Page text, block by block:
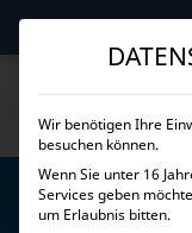
Wir benötigen Ihre
besuchen können.
Wenn Sie unter 16
Services geben
um Erlaubnis bitten.